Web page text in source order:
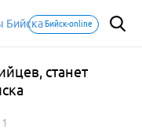
Бийск-online
станет
1